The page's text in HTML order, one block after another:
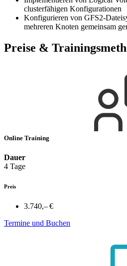
clusterfähigen Konfigurationen
Konfigurieren von GFS2-
mehreren Knoten gemeinsam
Preise &
Online Training
Dauer
4 Tage
Preis
3.740,– €
Termine und Buchen